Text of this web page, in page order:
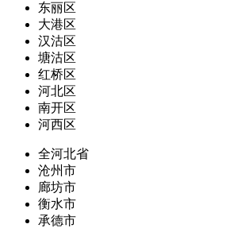
东丽区
大港区
汉沽区
塘沽区
红桥区
河北区
南开区
河西区
全河北省
沧州市
廊坊市
衡水市
承德市